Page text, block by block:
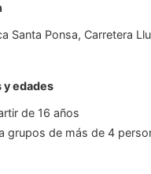
Santa Ponsa, Carretera
y edades
de 16 años
grupos de más de 4